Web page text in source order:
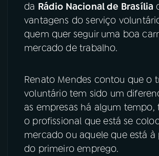
da Rádio Nacional de Brasília
vantagens do serviço
quem quer seguir uma boa
mercado de trabalho.
Renato Mendes contou que o
voluntário tem sido um
as empresas há algum tempo,
o profissional que está se
mercado ou aquele que está à
do primeiro emprego.